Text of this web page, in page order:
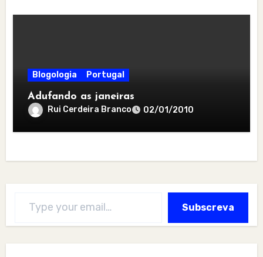
Blogologia Portugal
Adufando as janeiras
Rui Cerdeira Branco 02/01/2010
Subscreva